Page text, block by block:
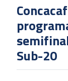
Sub-20